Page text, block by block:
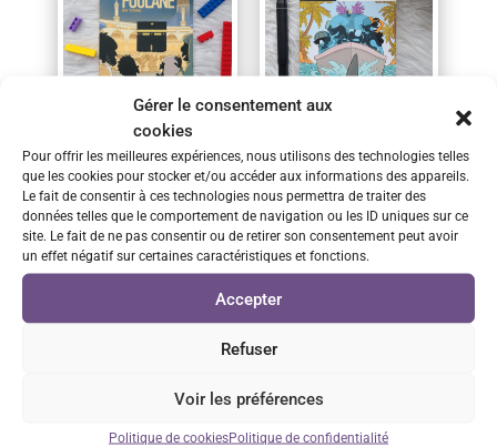
Gérer le consentement aux
cookies
Pour offrir les meilleures expériences, nous utilisons des technologies telles
que les cookies pour stocker et/ou accéder aux informations des appareils.
Le fait de consentir à ces technologies nous permettra de traiter des
données telles que le comportement de navigation ou les ID uniques sur ce
site. Le fait de ne pas consentir ou de retirer son consentement peut avoir
un effet négatif sur certaines caractéristiques et fonctions.
Accepter
Refuser
Voir les préférences
Politique de cookiesPolitique de confidentialité
La Famille Foulane Tome 1 à 11
8,00€ – 12,00 €Plage
prix :
8,00 €
12,00 €
Choisir les options
12,00€
Choisir les options
4 5
10 Suivant